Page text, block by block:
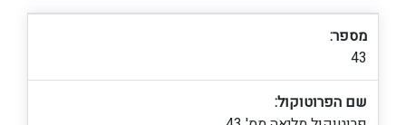
מספר:
43
שם הפרוטוקול: